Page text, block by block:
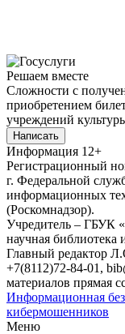
Решаем вместе
Сложности с
приобретением
учреждений
Написать
Информация 12+
Регистрационный
г. Федеральной
информационных
(Роскомнадзор).
Учредитель – ГБУК
научная библиотека
Главный редактор
+7(8112)72-84-01,
материалов прямая
Информационная
кибермошенников
Меню